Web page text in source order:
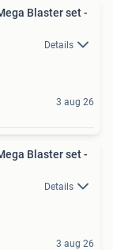
Blaster set -
Details
3 aug 26
Blaster set -
Details
3 aug 26